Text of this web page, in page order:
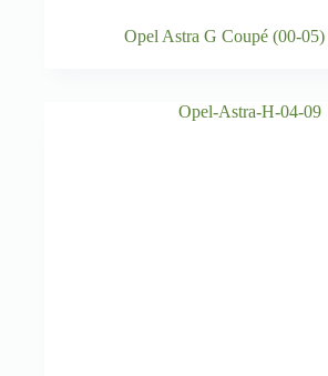
Opel Astra G Coupé (00-05)